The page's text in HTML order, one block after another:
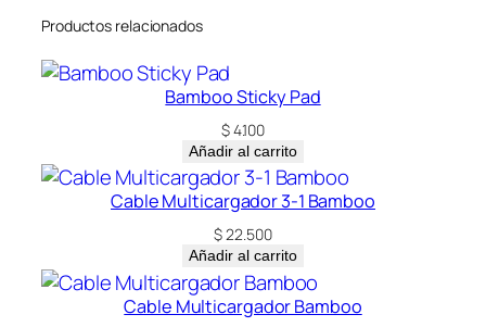
Productos relacionados
Bamboo Sticky Pad
$4.100
Añadir al carrito
Cable Multicargador 3-1 Bamboo
$22.500
Añadir al carrito
Cable Multicargador Bamboo